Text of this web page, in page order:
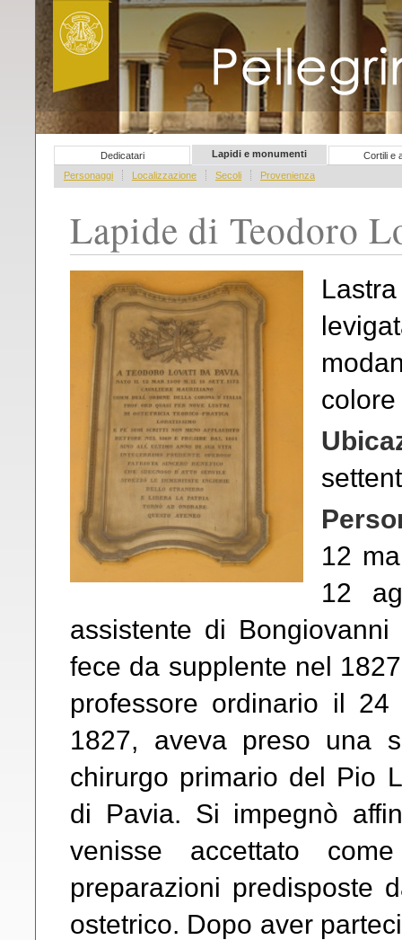
Pellegrini del sapere
Dedicatari Lapidi e monumenti
Personaggi Localizzazione Secoli Provenienza
Cortili e
Lapide di Teodoro
12
12
assistente di
fece da supplente nel
professore ordinario il
1827, aveva preso una
chirurgo primario del Pio
di Pavia. Si impegnò
venisse accettato
preparazioni predisposte
ostetrico. Dopo aver